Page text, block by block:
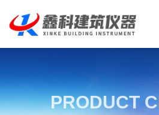
PRODUCT